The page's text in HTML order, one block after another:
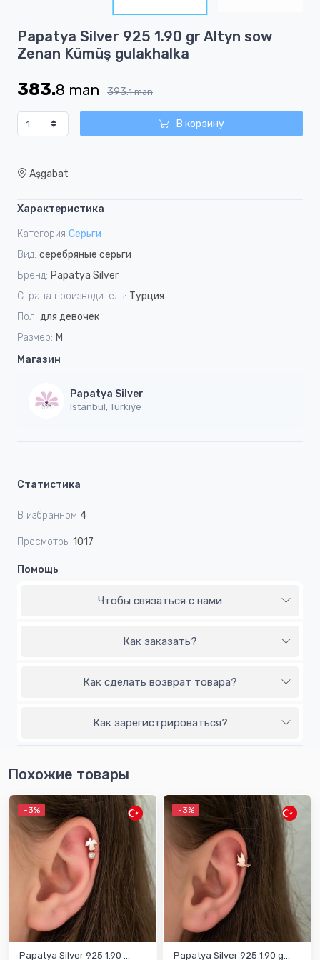
1
of
Papatya Silver 925 1.90 gr Altyn sow
Zenan Kümüş gulakhalka
383.8 man 393.1 man
В корзину
Aşgabat
Характеристика
Категория Серьги
Вид: серебряные серьги
Бренд: Papatya Silver
Страна производитель: Турция
Пол: для девочек
Размер: M
Магазин
Papatya Silver
Istanbul, Türkiýe
Статистика
В избранном 4
Просмотры 1017
Помощь
Чтобы связаться с нами
Как заказать?
Как сделать возврат товара?
Как зарегистрироваться?
Похожие товары
-3%
Papatya Silver 925 1.90 ...
-3%
Papatya Silver 925 1.90 g...